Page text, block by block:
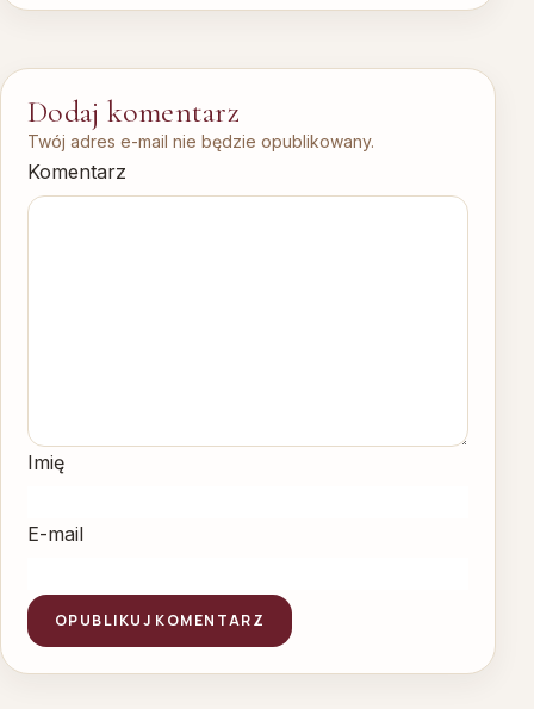
Dodaj komentarz
Twój adres e-mail nie będzie opublikowany.
Komentarz
Imię
E-mail